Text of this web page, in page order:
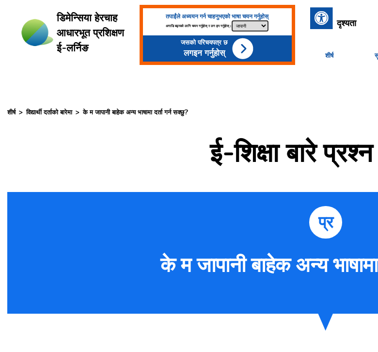
डिमेन्सिया हेरचाह
आधारभूत प्रशिक्षण
ई-लर्निङ
तपाईंले अध्ययन गर्न चाहनुभएको भाषा चयन गर्नुहोस्
अगाडि बढ्नको लागि चयन गर्नुहोस् र लग इन गर्नुहोस्।
जसको परिचयपत्र छ
लगइन गर्नुहोस्
दृश्यता
शीर्ष
शीर्ष विद्यार्थी दर्ताको बारेमा के म जापानी बाहेक अन्य भाषामा दर्ता गर्न सक्छु?
ई-शिक्षा बारे
प्र
के म जापानी बाहेक अन्य